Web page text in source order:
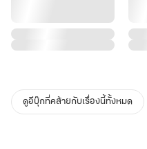
ดูอีบุ๊กที่คล้ายกับเรื่องนี้ทั้งหมด